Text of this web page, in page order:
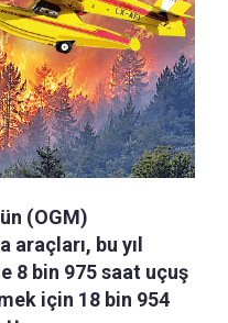
(OGM)
araçları, bu yıl
8 bin 975 saat uçuş
için 18 bin 954